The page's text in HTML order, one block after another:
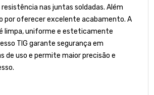
nas juntas soldadas. Além
por oferecer excelente acabamento. A
limpa, uniforme e esteticamente
TIG garante segurança em
de uso e permite maior precisão e